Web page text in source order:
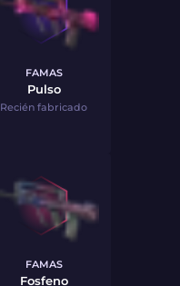
FAMAS
Pulso
Recién fabricado
FAMAS
Fosfeno